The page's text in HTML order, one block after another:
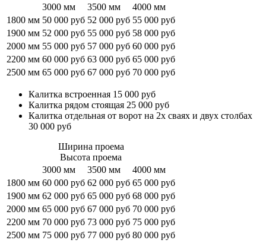
3000 мм
3500 мм
4000 мм
1800 мм 50 000 руб 52 000 руб 55 000 руб
1900 мм 52 000 руб 55 000 руб 58 000 руб
2000 мм 55 000 руб 57 000 руб 60 000 руб
2200 мм 60 000 руб 63 000 руб 65 000 руб
2500 мм 65 000 руб 67 000 руб 70 000 руб
Калитка встроенная 15 000 руб
Калитка рядом стоящая 25 000 руб
Калитка отдельная от ворот на 2х сваях и двух столбах
30 000 руб
Ширина проема
Высота проема
3000 мм
3500 мм
4000 мм
1800 мм 60 000 руб 62 000 руб 65 000 руб
1900 мм 62 000 руб 65 000 руб 68 000 руб
2000 мм 65 000 руб 67 000 руб 70 000 руб
2200 мм 70 000 руб 73 000 руб 75 000 руб
2500 мм 75 000 руб 77 000 руб 80 000 руб